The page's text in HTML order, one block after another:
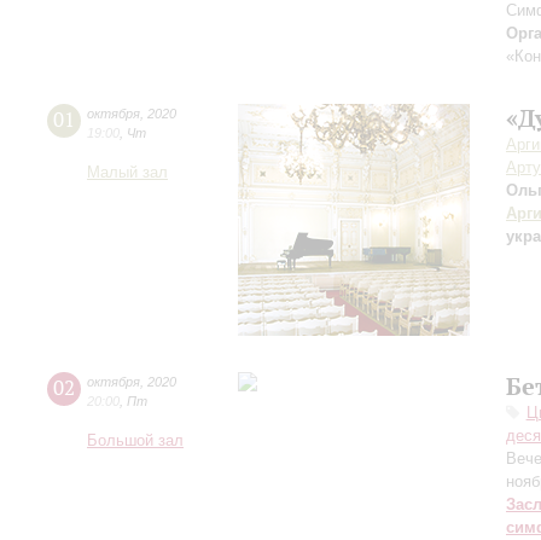
01 октября 2020
19:00 Чт
Малый зал
02 октября 2020
20:00 Пт
Большой зал